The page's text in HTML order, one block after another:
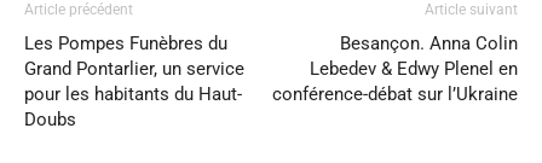
Article précédent
Les Pompes Funèbres du
Grand Pontarlier, un service
pour les habitants du Haut-
Doubs
Article suivant
Besançon. Anna Colin
Lebedev & Edwy Plenel en
conférence-débat sur l’Ukraine